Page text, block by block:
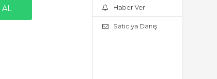
Haber Ver
Satıcıya Danış